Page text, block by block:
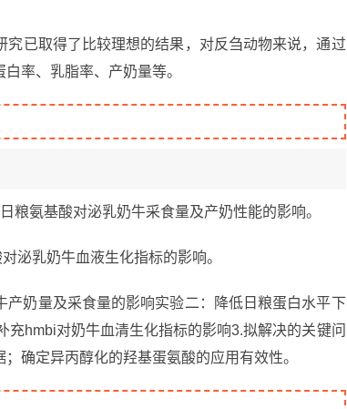
已取得了比较理想的结果，对反刍动物来说，通过
率、乳脂率、产奶量等。
粮氨基酸对泌乳奶牛采食量及产奶性能的影响。
泌乳奶牛血液生化指标的影响。
奶量及采食量的影响实验二：降低日粮蛋白水平下
hmbi对奶牛血清生化指标的影响3.拟解决的关键问
确定异丙醇化的羟基蛋氨酸的应用有效性。